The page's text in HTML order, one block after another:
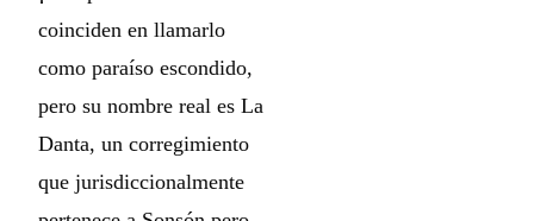
coinciden en llamarlo
como paraíso escondido,
pero su nombre real es La
Danta, un corregimiento
que jurisdiccionalmente